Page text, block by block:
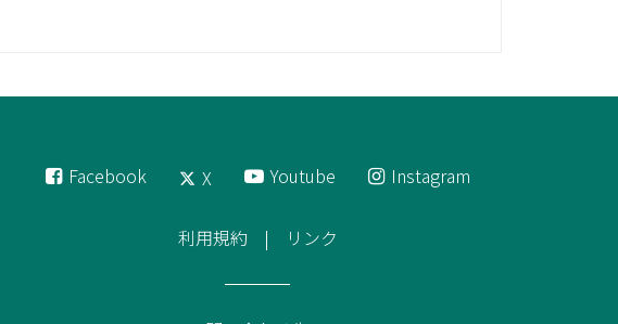
Facebook X Youtube Instagram
利用規約 リンク